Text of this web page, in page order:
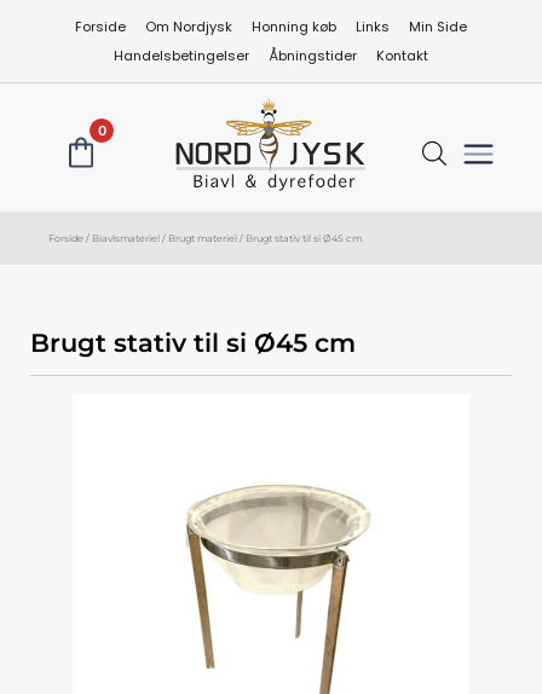
Forside Om Nordjysk Honning køb Links
Min Side
Handelsbetingelser
Åbningstider Kontakt
0
Forside / Biavlsmateriel / Brugt materiel / Brugt stativ til si Ø45 cm
Brugt stativ til si Ø45 cm